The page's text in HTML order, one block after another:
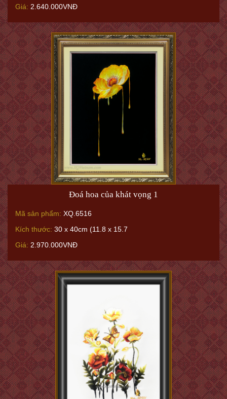
Giá: 2.640.000VNĐ
Đoá hoa của khát vọng 1
Mã sản phẩm: XQ.6516
Kích thước: 30 x 40cm (11.8 x 15.7
Giá: 2.970.000VNĐ